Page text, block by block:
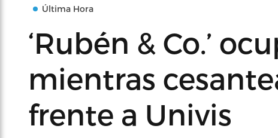
Última Hora
‘Rubén & Co.’
mientras
frente a Univis